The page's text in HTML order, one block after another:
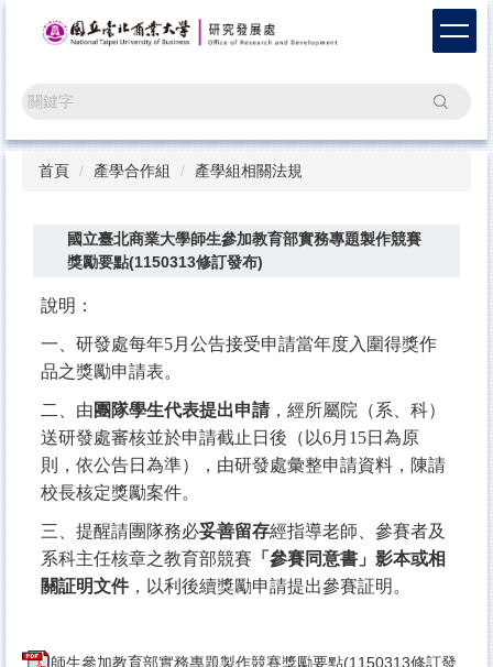
區
搜尋
首頁 產學合作組 產學組相關法規
國立臺北商業大學師生參加教育部實務專題製作競賽
獎勵要點(1150313修訂發布)
說明：
一、研發處每年5月公告接受申請當年度入圍得獎作
品之獎勵申請表。
二、由團隊學生代表提出申請，經所屬院（系、科）
送研發處審核並於申請截止日後（以6月15日為原
則，依公告日為準），由研發處彙整申請資料，陳請
校長核定獎勵案件。
三、提醒請團隊務必妥善留存經指導老師、參賽者及
系科主任核章之教育部競賽 「參賽同意書」影本或相
關証明文件，以利後續獎勵申請提出參賽証明。
師生參加教育部實務專題製作競賽獎勵要點(1150313修訂發